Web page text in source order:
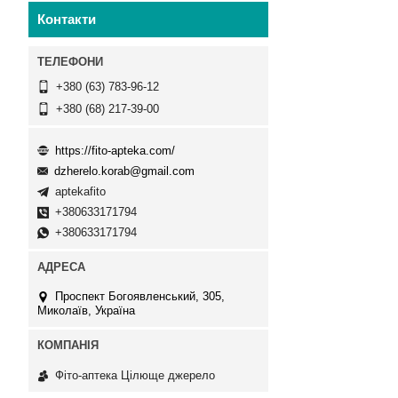
Контакти
+380 (63) 783-96-12
+380 (68) 217-39-00
https://fito-apteka.com/
dzherelo.korab@gmail.com
aptekafito
+380633171794
+380633171794
Проспект Богоявленський, 305,
Миколаїв, Україна
Фіто-аптека Цілюще джерело